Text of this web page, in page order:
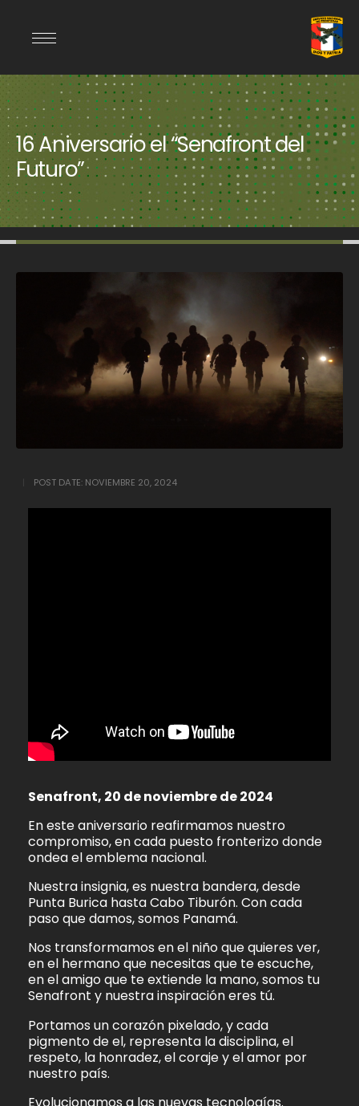
16 Aniversario el “Senafront del
Futuro”
POST DATE: NOVIEMBRE 20, 2024
Senafront, 20 de noviembre de 2024
En este aniversario reafirmamos nuestro
compromiso, en cada puesto fronterizo donde
ondea el emblema nacional.
Nuestra insignia, es nuestra bandera, desde
Punta Burica hasta Cabo Tiburón. Con cada
paso que damos, somos Panamá.
Nos transformamos en el niño que quieres ver,
en el hermano que necesitas que te escuche,
en el amigo que te extiende la mano, somos tu
Senafront y nuestra inspiración eres tú.
Portamos un corazón pixelado, y cada
pigmento de el, representa la disciplina, el
respeto, la honradez, el coraje y el amor por
nuestro país.
Evolucionamos a las nuevas tecnologías.